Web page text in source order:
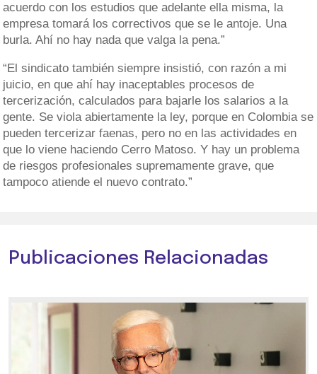
acuerdo con los estudios que adelante ella misma, la
empresa tomará los correctivos que se le antoje. Una
burla. Ahí no hay nada que valga la pena.”
“El sindicato también siempre insistió, con razón a mi
juicio, en que ahí hay inaceptables procesos de
tercerización, calculados para bajarle los salarios a la
gente. Se viola abiertamente la ley, porque en Colombia se
pueden tercerizar faenas, pero no en las actividades en
que lo viene haciendo Cerro Matoso. Y hay un problema
de riesgos profesionales supremamente grave, que
tampoco atiende el nuevo contrato.”
Publicaciones Relacionadas